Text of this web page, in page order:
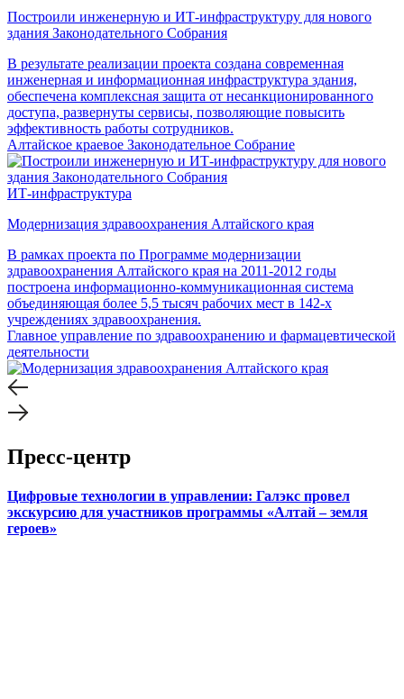
Построили инженерную и ИТ-инфраструктуру для нового
здания Законодательного Собрания
В результате реализации проекта создана современная
инженерная и информационная инфраструктура здания,
обеспечена комплексная защита от несанкционированного
доступа, развернуты сервисы, позволяющие повысить
эффективность работы сотрудников.
Алтайское краевое Законодательное Собрание
ИТ-инфраструктура
Модернизация здравоохранения Алтайского края
В рамках проекта по Программе модернизации
здравоохранения Алтайского края на 2011-2012 годы
построена информационно-коммуникационная система
объединяющая более 5,5 тысяч рабочих мест в 142-х
учреждениях здравоохранения.
Главное управление по здравоохранению и фармацевтической
деятельности
Пресс-центр
Цифровые технологии в управлении: Галэкс провел
экскурсию для участников программы «Алтай – земля
героев»